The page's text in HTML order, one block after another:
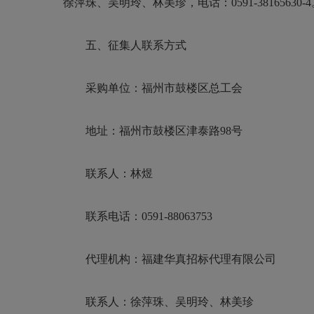
徐萍珠、吴明玲、林美珍 ，电话： 0591-38165630-4
五、征集人联系方式
采购单位：福州市鼓楼区总工会
地址：福州市鼓楼区津泰路98号
联系人：林煜
联系电话：0591-88063753
代理机构：福建华真招标代理有限公司
联系人：徐萍珠、吴明玲、林美珍